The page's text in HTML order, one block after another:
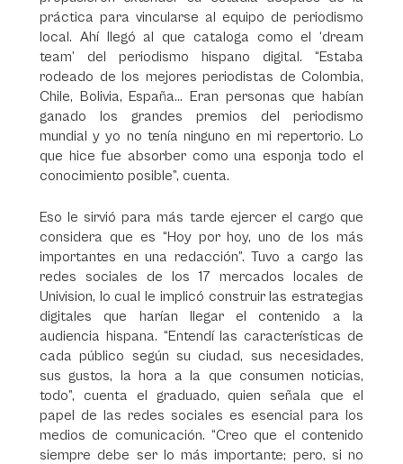
práctica para vincularse al equipo de periodismo
local. Ahí llegó al que cataloga como el ‘dream
team’ del periodismo hispano digital. “Estaba
rodeado de los mejores periodistas de Colombia,
Chile, Bolivia, España… Eran personas que habían
ganado los grandes premios del periodismo
mundial y yo no tenía ninguno en mi repertorio. Lo
que hice fue absorber como una esponja todo el
conocimiento posible”, cuenta.
Eso le sirvió para más tarde ejercer el cargo que
considera que es “Hoy por hoy, uno de los más
importantes en una redacción”. Tuvo a cargo las
redes sociales de los 17 mercados locales de
Univision, lo cual le implicó construir las estrategias
digitales que harían llegar el contenido a la
audiencia hispana. “Entendí las características de
cada público según su ciudad, sus necesidades,
sus gustos, la hora a la que consumen noticias,
todo”, cuenta el graduado, quien señala que el
papel de las redes sociales es esencial para los
medios de comunicación. “Creo que el contenido
siempre debe ser lo más importante; pero, si no